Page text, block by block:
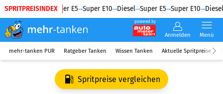
SPRITPREISINDEX
Diesel Super E5 Super E10 Diesel Super E5 Super E10 Diesel
powered by
Anmelden Menü
mehr-tanken PUR Ratgeber Tanken Wissen Tanken Aktuelle Spritpreise
Spritpreise vergleichen